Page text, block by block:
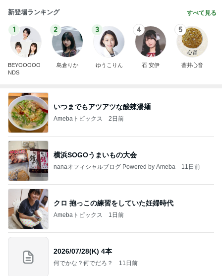
新登場ランキング すべて見る
1
BEYOOOOO
NDS
2
島倉りか
3
ゆうこりん
4
石 安伊
5
蒼井心音
いつまでもアツアツな酸辣湯麺
Amebaトピックス 2日前
横浜SOGOうまいもの大会
nanaオフィシャルブログ Powered by Ameba 11日前
クロ 抱っこの練習をしていた妊婦時代
Amebaトピックス 1日前
2026/07/28(K) 4本
何でかな？何でだろ？ 11日前